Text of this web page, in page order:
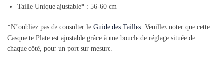
Taille Unique ajustable* : 56-60 cm
*N’oubliez pas de consulter le Guide des Tailles . Veuillez noter que cette
Casquette Plate est ajustable grâce à une boucle de réglage située de
chaque côté, pour un port sur mesure.